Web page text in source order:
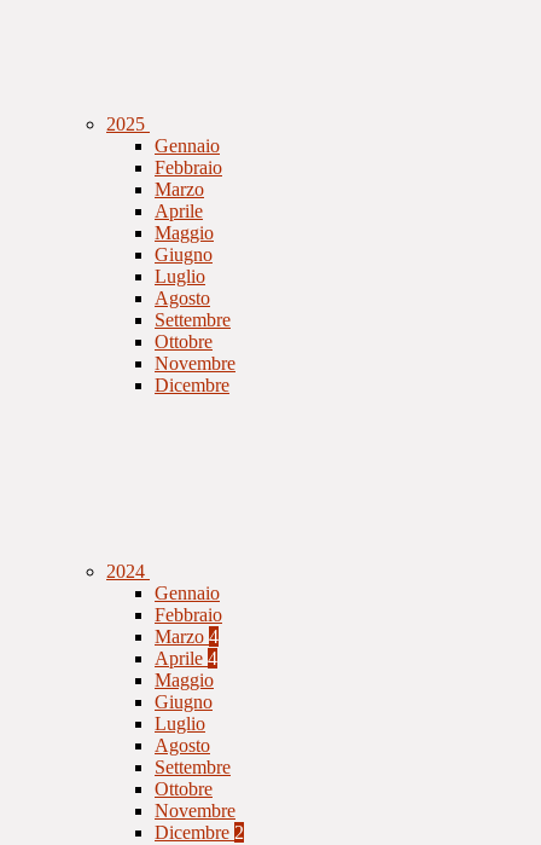
2025
Gennaio
Febbraio
Marzo
Aprile
Maggio
Giugno
Luglio
Agosto
Settembre
Ottobre
Novembre
Dicembre
2024
Gennaio
Febbraio
Marzo 4
Aprile 4
Maggio
Giugno
Luglio
Agosto
Settembre
Ottobre
Novembre
Dicembre 2